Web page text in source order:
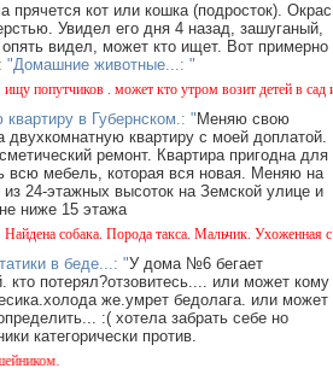
прячется кот или кошка (подросток). Окрас
Увидел его дня 4 назад, зашуганый,
видел, может кто ищет. Вот примерно
"Домашние животные...: "
попутчиков . может кто утром возит детей в сад
в Губернском.: " Меняю свою
двухкомнатную квартиру с моей доплатой.
ремонт. Квартира пригодна для
всю мебель, которая вся новая. Меняю на
24-этажных высоток на Земской улице и
не ниже 15 этажа
собака. Порода такса. Мальчик. Ухоженная с
в беде...: "У дома №6 бегает
кто потерял?отзовитесь.... или может кому
же.умрет бедолага. или может
:( хотела забрать себе но
категорически против.